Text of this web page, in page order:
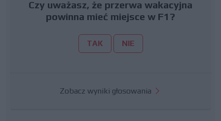
Czy uważasz, że przerwa wakacyjna
powinna mieć miejsce w F1?
TAK NIE
Zobacz wyniki głosowania